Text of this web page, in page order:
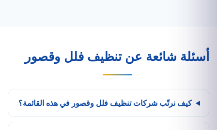
أسئلة شائعة عن تنظيف فلل وقصور
كيف نرتّب شركات تنظيف فلل وقصور في هذه القائمة؟